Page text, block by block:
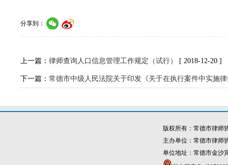
分享到：
上一篇： 律师查询人口信息管理工作规定（试行） [ 2018-12-20 ]
下一篇： 常德市中级人民法院关于印发《关于在执行案件中实施
版权所有：常德市律
主办单位：常德市律
单位地址：常德市金沙